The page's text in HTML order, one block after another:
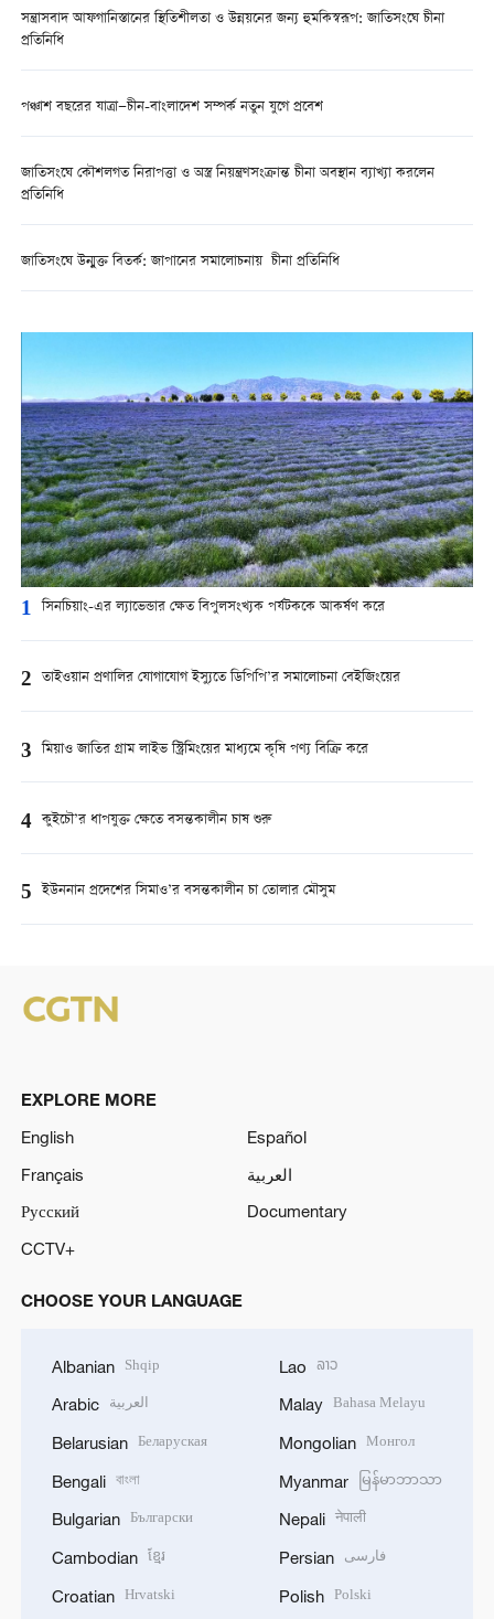
সন্ত্রাসবাদ আফগানিস্তানের স্থিতিশীলতা ও উন্নয়নের জন্য হুমকিস্বরূপ: জাতিসংঘে চীনা
প্রতিনিধি
পঞ্চাশ বছরের যাত্রা—চীন-বাংলাদেশ সম্পর্ক নতুন যুগে প্রবেশ
জাতিসংঘে কৌশলগত নিরাপত্তা ও অস্ত্র নিয়ন্ত্রণসংক্রান্ত চীনা অবস্থান ব্যাখ্যা করলেন
প্রতিনিধি
জাতিসংঘে উন্মুক্ত বিতর্ক: জাপানের সমালোচনায় চীনা প্রতিনিধি
1 সিনচিয়াং-এর ল্যাভেন্ডার ক্ষেত বিপুলসংখ্যক পর্যটককে আকর্ষণ করে
2 তাইওয়ান প্রণালির যোগাযোগ ইস্যুতে ডিপিপি’র সমালোচনা বেইজিংয়ের
3 মিয়াও জাতির গ্রাম লাইভ স্ট্রিমিংয়ের মাধ্যমে কৃষি পণ্য বিক্রি করে
4 কুইচৌ’র ধাপযুক্ত ক্ষেতে বসন্তকালীন চাষ শুরু
5 ইউননান প্রদেশের সিমাও’র বসন্তকালীন চা তোলার মৌসুম
EXPLORE MORE
English
Español
Français
العربية
Русский
Documentary
CCTV+
CHOOSE YOUR LANGUAGE
Albanian Shqip
Arabic العربية
Belarusian Беларуская
Bengali বাংলা
Bulgarian Български
Cambodian ខ្មែរ
Croatian Hrvatski
Lao ລາວ
Malay Bahasa Melayu
Mongolian Монгол
Myanmar မြန်မာဘာသာ
Nepali नेपाली
Persian فارسی
Polish Polski